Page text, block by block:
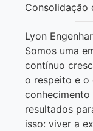
Consolidação
Lyon
Somos uma
contínuo
o respeito e o
conhecimento
resultados
isso: viver a